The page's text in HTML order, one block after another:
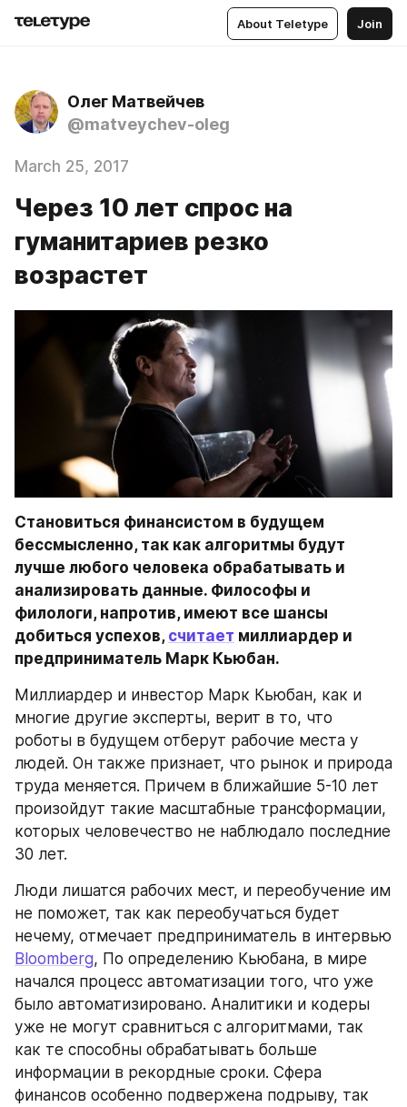
About Teletype Join
Олег Матвейчев
@matveychev-oleg
March 25, 2017
Через 10 лет спрос на
гуманитариев резко
возрастет
Становиться финансистом в будущем
бессмысленно, так как алгоритмы будут
лучше любого человека обрабатывать и
анализировать данные. Философы и
филологи, напротив, имеют все шансы
добиться успехов, считает миллиардер и
предприниматель Марк Кьюбан.
Миллиардер и инвестор Марк Кьюбан, как и
многие другие эксперты, верит в то, что
роботы в будущем отберут рабочие места у
людей. Он также признает, что рынок и природа
труда меняется. Причем в ближайшие 5-10 лет
произойдут такие масштабные трансформации,
которых человечество не наблюдало последние
30 лет.
Люди лишатся рабочих мест, и переобучение им
не поможет, так как переобучаться будет
Bloomberg, По определению Кьюбана, в мире
начался процесс автоматизации того, что уже
было автоматизировано. Аналитики и кодеры
уже не могут сравниться с алгоритмами, так
как те способны обрабатывать больше
информации в рекордные сроки. Сфера
финансов особенно подвержена подрыву, так